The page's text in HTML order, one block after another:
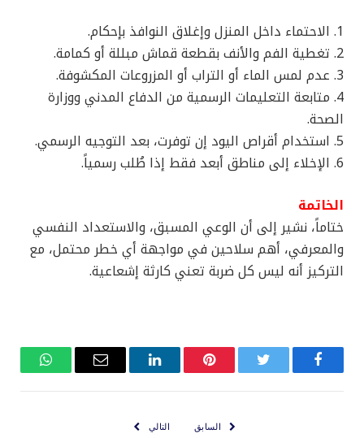
1. الاحتماء داخل المنزل وإغلاق النوافذ بإحكام.
2. تغطية الفم والأنف بقطعة قماش مبللة أو كمامة.
3. عدم لمس الماء أو التراب أو المزروعات المكشوفة.
4. متابعة التعليمات الرسمية من الدفاع المدني ووزارة
الصحة.
5. استخدام أقراص اليود إن توفرت، بعد التوجيه الرسمي.
6. الإخلاء إلى مناطق أبعد فقط إذا طُلب رسمياً.
الخاتمة
ختاماً، نشير إلى أن الوعي المسبق، والاستعداد النفسي
والمعرفي، أهم سلاحين في مواجهة أي خطر محتمل، مع
التركيز أنه ليس كل ضربة تعني كارثة إشعاعية.
فيسبوك تويتر بينتيريستلينكدإن
البريد
واتساب
السابق التالي